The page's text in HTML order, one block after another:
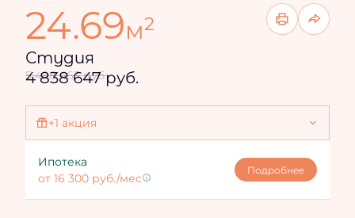
24.69м2
Студия
5 498 463 руб.
4 838 647 руб.
+1 акция
Ипотека
от 16 300 руб./мес
Подробнее